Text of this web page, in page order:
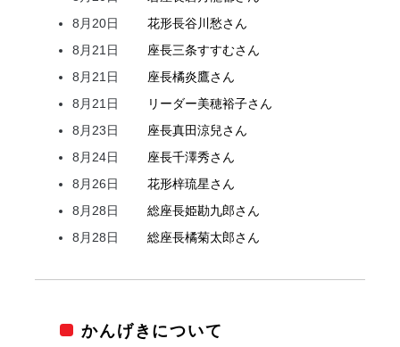
8月20日
花形長谷川愁さん
8月21日
座長三条すすむさん
8月21日
座長橘炎鷹さん
8月21日
リーダー美穂裕子さん
8月23日
座長真田涼兒さん
8月24日
座長千澤秀さん
8月26日
花形梓琉星さん
8月28日
総座長姫勘九郎さん
8月28日
総座長橘菊太郎さん
かんげきについて